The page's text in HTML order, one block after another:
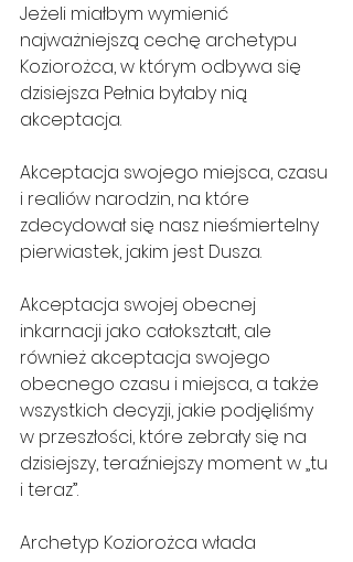
Jeżeli miałbym wymienić
najważniejszą cechę archetypu
Koziorożca, w którym odbywa się
dzisiejsza Pełnia byłaby nią
akceptacja.
Akceptacja swojego miejsca, czasu
i realiów narodzin, na które
zdecydował się nasz nieśmiertelny
pierwiastek, jakim jest Dusza.
Akceptacja swojej obecnej
inkarnacji jako całokształt, ale
również akceptacja swojego
obecnego czasu i miejsca, a także
wszystkich decyzji, jakie podjęliśmy
w przeszłości, które zebrały się na
dzisiejszy, teraźniejszy moment w „tu
i teraz”.
Archetyp Koziorożca włada